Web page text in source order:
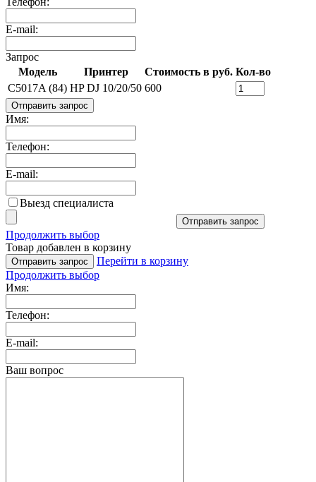
E-mail:
Запрос
Модель
Принтер Стоимость в руб. Кол-во
C5017A (84) HP DJ 10/20/50 600
Отправить запрос
Имя:
Телефон:
E-mail:
Выезд специалиста
Отправить запрос
Продолжить выбор
Товар добавлен в корзину
Отправить запрос
Перейти в корзину
Продолжить выбор
Имя:
Телефон:
E-mail:
Ваш вопрос